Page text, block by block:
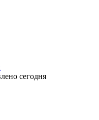
сегодня